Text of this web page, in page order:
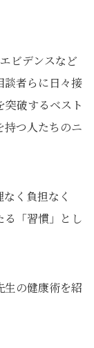
ビデンスなど
談者らに日々接
突破するベスト
持つ人たちのニ
く負担なく
る「習慣」とし
の健康術を紹